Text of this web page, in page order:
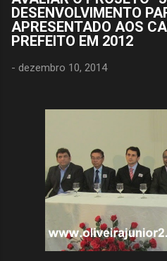
DESENVOLVIMENTO
APRESENTADO AOS
PREFEITO EM 2012
- dezembro 10, 2014